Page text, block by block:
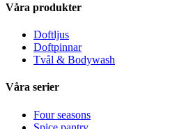
Våra produkter
Doftljus
Doftpinnar
Tvål & Bodywash
Våra serier
Four seasons